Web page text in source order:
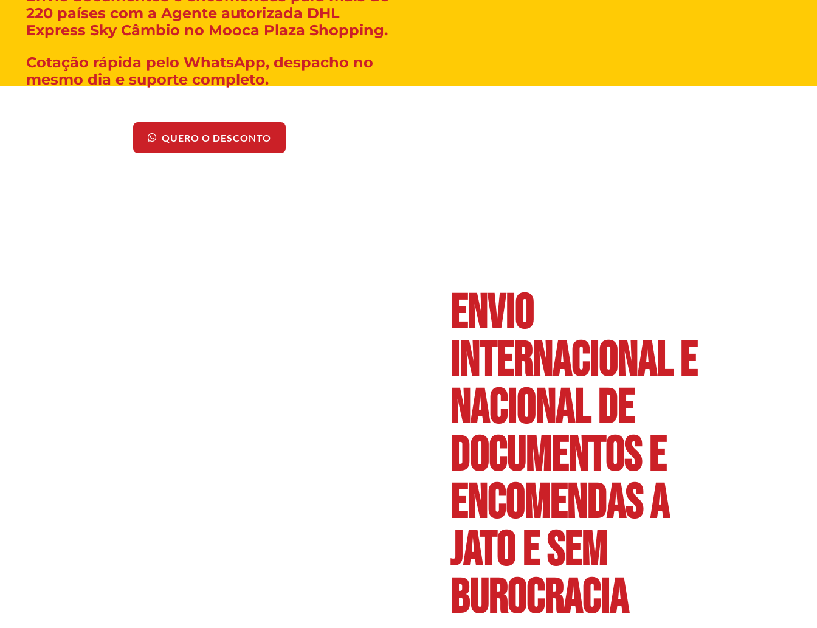
220países com a Agente autorizada DHL
Express Sky Câmbio no Mooca Plaza Shopping.
Cotação rápida pelo WhatsApp, despacho no
mesmo dia e suporte completo.
QUERO O DESCONTO
ENVIO
INTERNACIONAL E
NACIONAL DE
DOCUMENTOS E
ENCOMENDAS A
JATO E SEM
BUROCRACIA